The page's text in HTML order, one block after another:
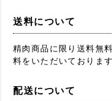
送料について
精肉商品に限り送料無
料をいただいております
配送について